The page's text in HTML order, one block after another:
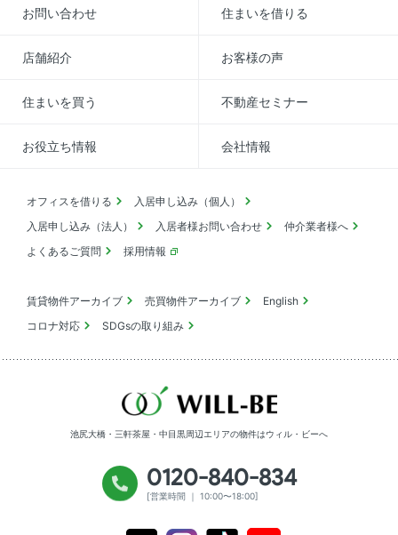
お問い合わせ 住まいを借りる
店舗紹介 お客様の声
住まいを買う 不動産セミナー
お役立ち情報 会社情報
オフィスを借りる
入居申し込み（個人）
入居申し込み（法人）
入居者様お問い合わせ
仲介業者様へ
よくあるご質問
採用情報
賃貸物件アーカイブ 売買物件アーカイブ
English
コロナ対応
SDGsの取り組み
池尻大橋・三軒茶屋・中目黒周辺エリアの物件はウィル・ビーへ
0120-840-834
[営業時間 ｜ 10:00〜18:00]